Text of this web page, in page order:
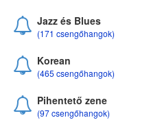
Jazz és Blues
(171 csengőhangok)
Korean
(465 csengőhangok)
Pihentető zene
(97 csengőhangok)